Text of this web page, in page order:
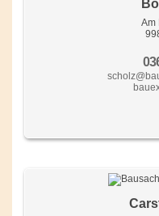
Am